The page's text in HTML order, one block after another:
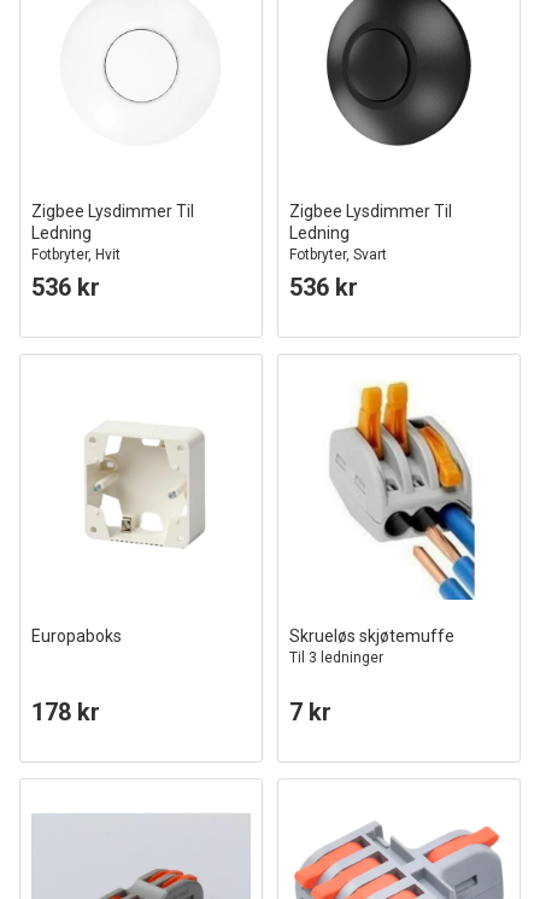
Zigbee Lysdimmer Til
Ledning
Fotbryter, Hvit
536 kr
Zigbee Lysdimmer Til
Ledning
Fotbryter, Svart
536 kr
Europaboks
178 kr
Skrueløs skjøtemuffe
Til 3 ledninger
7 kr